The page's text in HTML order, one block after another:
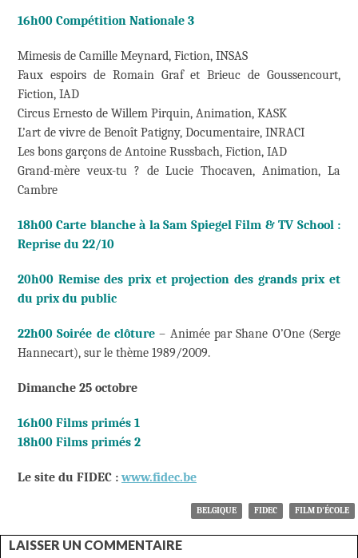
16h00 Compétition Nationale 3
Mimesis de Camille Meynard, Fiction, INSAS
Faux espoirs de Romain Graf et Brieuc de Goussencourt,
Fiction, IAD
Circus Ernesto de Willem Pirquin, Animation, KASK
L’art de vivre de Benoît Patigny, Documentaire, INRACI
Les bons garçons de Antoine Russbach, Fiction, IAD
Grand-mère veux-tu ? de Lucie Thocaven, Animation, La
Cambre
18h00 Carte blanche à la Sam Spiegel Film & TV School :
Reprise du 22/10
20h00 Remise des prix et projection des grands prix et
du prix du public
22h00 Soirée de clôture – Animée par Shane O’One (Serge
Hannecart), sur le thème 1989/2009.
Dimanche 25 octobre
16h00 Films primés 1
18h00 Films primés 2
Le site du FIDEC :www.fidec.be
BELGIQUE FIDEC FILM D'ÉCOLE
LAISSER UN COMMENTAIRE